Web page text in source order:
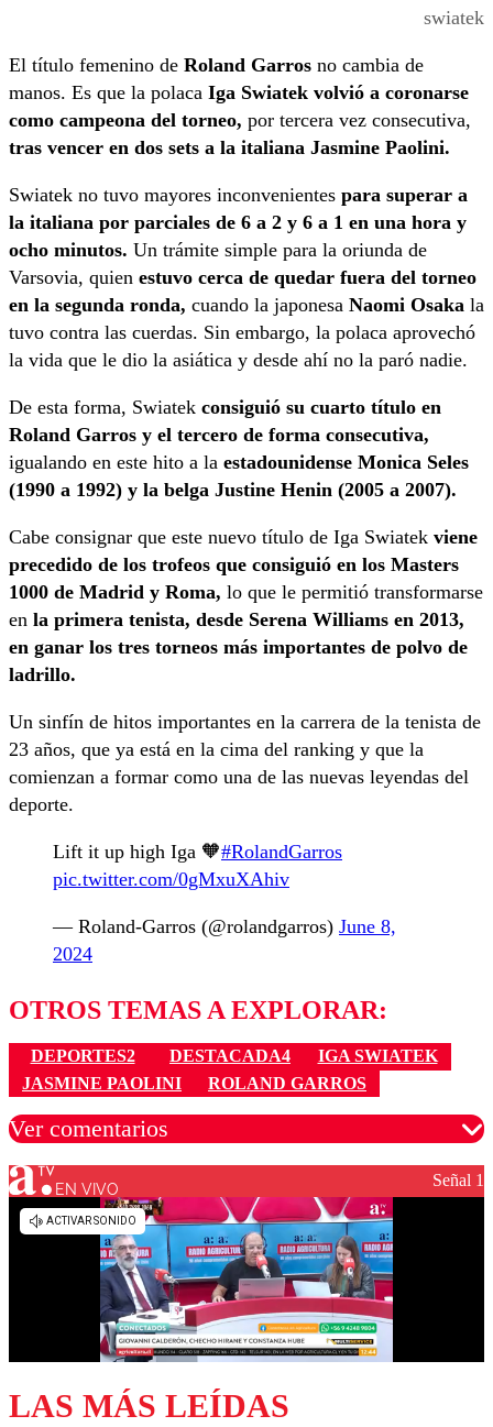
swiatek
El título femenino de Roland Garros no cambia de
manos. Es que la polaca Iga Swiatek volvió a coronarse
como campeona del torneo, por tercera vez consecutiva,
tras vencer en dos sets a la italiana Jasmine Paolini.
Swiatek no tuvo mayores inconvenientes para superar a
la italiana por parciales de 6 a 2 y 6 a 1 en una hora y
ocho minutos. Un trámite simple para la oriunda de
Varsovia, quien estuvo cerca de quedar fuera del torneo
en la segunda ronda, cuando la japonesa Naomi Osaka la
tuvo contra las cuerdas. Sin embargo, la polaca aprovechó
la vida que le dio la asiática y desde ahí no la paró nadie.
De esta forma, Swiatek consiguió su cuarto título en
Roland Garros y el tercero de forma consecutiva,
igualando en este hito a la estadounidense Monica Seles
(1990 a 1992) y la belga Justine Henin (2005 a 2007).
Cabe consignar que este nuevo título de Iga Swiatek viene
precedido de los trofeos que consiguió en los Masters
1000 de Madrid y Roma, lo que le permitió transformarse
en la primera tenista, desde Serena Williams en 2013,
en ganar los tres torneos más importantes de polvo de
ladrillo.
Un sinfín de hitos importantes en la carrera de la tenista de
23 años, que ya está en la cima del ranking y que la
comienzan a formar como una de las nuevas leyendas del
deporte.
Lift it up high Iga 🧡#RolandGarros
pic.twitter.com/0gMxuXAhiv
— Roland-Garros (@rolandgarros) June 8,
2024
OTROS TEMAS A EXPLORAR:
DEPORTES2 DESTACADA4
IGA SWIATEK
JASMINE PAOLINI
ROLAND GARROS
Ver comentarios
Los comentarios son moderados para garantizar un
diálogo respetuoso.
EN VIVO Señal 1
LAS MÁS LEÍDAS